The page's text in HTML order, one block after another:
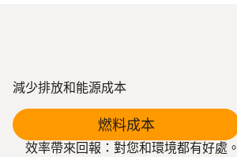
減少排放和能源成本
燃料成本
效率帶來回報：對您和環境都有好處。